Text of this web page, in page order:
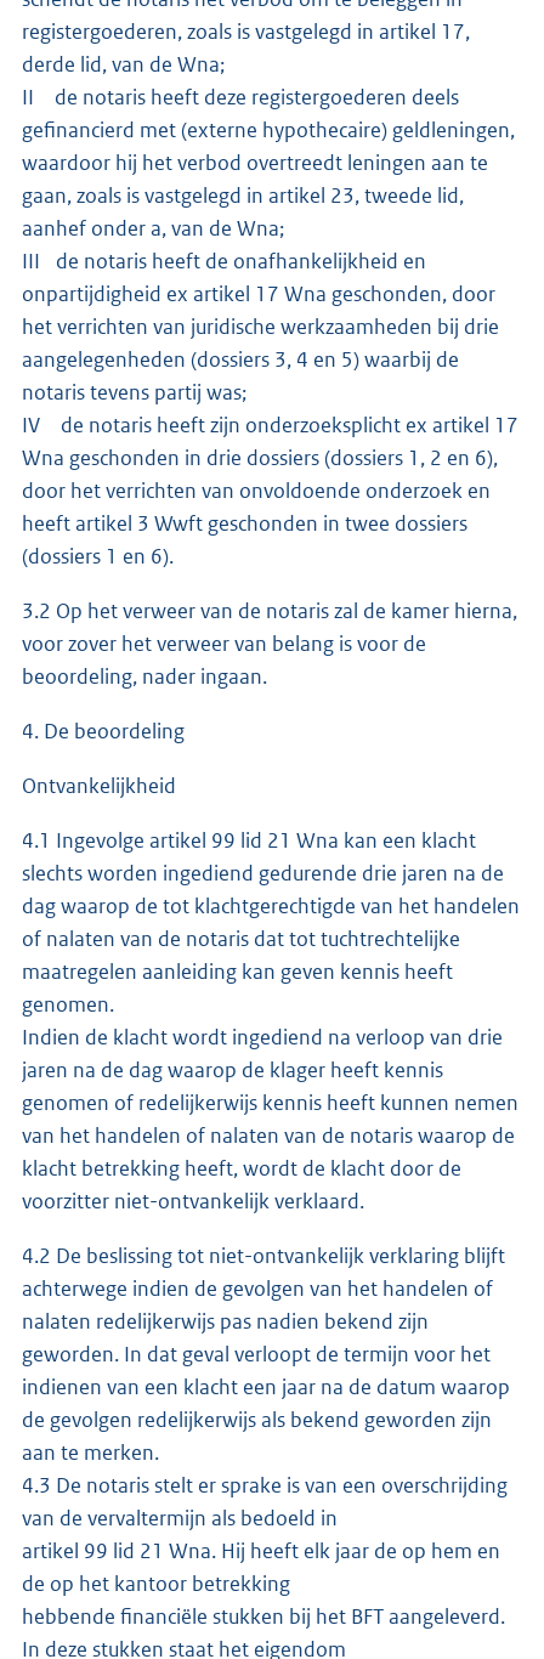
registergoederen, zoals is vastgelegd in artikel 17,
derde lid, van de Wna;
II de notaris heeft deze registergoederen deels
gefinancierd met (externe hypothecaire) geldleningen,
waardoor hij het verbod overtreedt leningen aan te
gaan, zoals is vastgelegd in artikel 23, tweede lid,
aanhef onder a, van de Wna;
III de notaris heeft de onafhankelijkheid en
onpartijdigheid ex artikel 17 Wna geschonden, door
het verrichten van juridische werkzaamheden bij drie
aangelegenheden (dossiers 3, 4 en 5) waarbij de
notaris tevens partij was;
IV de notaris heeft zijn onderzoeksplicht ex artikel 17
Wna geschonden in drie dossiers (dossiers 1, 2 en 6),
door het verrichten van onvoldoende onderzoek en
heeft artikel 3 Wwft geschonden in twee dossiers
(dossiers 1 en 6).
3.2 Op het verweer van de notaris zal de kamer hierna,
voor zover het verweer van belang is voor de
beoordeling, nader ingaan.
4. De beoordeling
Ontvankelijkheid
4.1 Ingevolge artikel 99 lid 21 Wna kan een klacht
slechts worden ingediend gedurende drie jaren na de
dag waarop de tot klachtgerechtigde van het handelen
of nalaten van de notaris dat tot tuchtrechtelijke
maatregelen aanleiding kan geven kennis heeft
genomen.
Indien de klacht wordt ingediend na verloop van drie
jaren na de dag waarop de klager heeft kennis
genomen of redelijkerwijs kennis heeft kunnen nemen
van het handelen of nalaten van de notaris waarop de
klacht betrekking heeft, wordt de klacht door de
voorzitter niet-ontvankelijk verklaard.
4.2 De beslissing tot niet-ontvankelijk verklaring blijft
achterwege indien de gevolgen van het handelen of
nalaten redelijkerwijs pas nadien bekend zijn
geworden. In dat geval verloopt de termijn voor het
indienen van een klacht een jaar na de datum waarop
de gevolgen redelijkerwijs als bekend geworden zijn
aan te merken.
4.3 De notaris stelt er sprake is van een overschrijding
van de vervaltermijn als bedoeld in
artikel 99 lid 21 Wna. Hij heeft elk jaar de op hem en
de op het kantoor betrekking
hebbende financiële stukken bij het BFT aangeleverd.
In deze stukken staat het eigendom